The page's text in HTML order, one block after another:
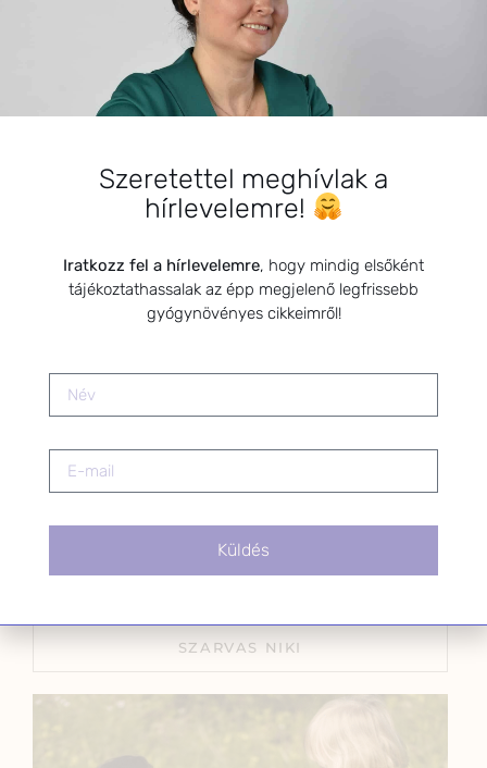
megbízásából
2020.12.14.
Természetes bőrápolók
Erős menstruációs görcsök:
ciklushoz igazítva
PMS tünetek enyhítése
megoldások a premenstruációs
SZARVAS NIKI
Szeretettel meghívlak a
hírlevelemre!
Iratkozz fel a hírlevelemre, hogy mindig elsőként
tájékoztathassalak az épp megjelenő legfrissebb
gyógynövényes cikkeimről!
Küldés